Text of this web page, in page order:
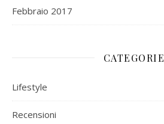
Febbraio 2017
CATEGORIE
Lifestyle
Recensioni